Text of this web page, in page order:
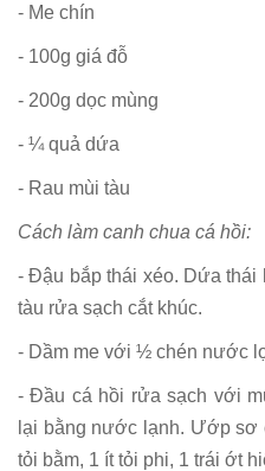
- Me chín
- 100g giá đỗ
- 200g dọc mùng
- ¼ quả dứa
- Rau mùi tàu
Cách làm canh chua cá hồi:
- Đậu bắp thái xéo. Dứa thái
tàu rửa sạch cắt khúc.
- Dầm me với ½ chén nước
- Đầu cá hồi rửa sạch với
lại bằng nước lạnh. Ướp sơ
tỏi bằm, 1 ít tỏi phi, 1 trái ớt